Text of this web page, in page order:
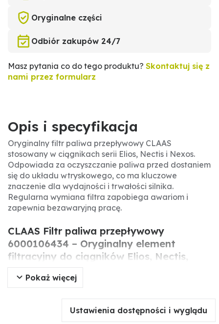
Oryginalne części
Odbiór zakupów 24/7
Masz pytania co do tego produktu? Skontaktuj się z
nami przez formularz
Opis i specyfikacja
Oryginalny filtr paliwa przepływowy CLAAS
stosowany w ciągnikach serii Elios, Nectis i Nexos.
Odpowiada za oczyszczanie paliwa przed dostaniem
się do układu wtryskowego, co ma kluczowe
znaczenie dla wydajności i trwałości silnika.
Regularna wymiana filtra zapobiega awariom i
zapewnia bezawaryjną pracę.
CLAAS Filtr paliwa przepływowy
6000106434 – Oryginalny element
filtracyjny do ciągników Elios, Nectis,
Nexos.
serii Elios, Nectis i Nexos. Jego zadaniem jest
Pokaż więcej
Ustawienia dostępności i wyglądu